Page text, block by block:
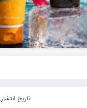
تاریخ انتشار: 1400/06/15